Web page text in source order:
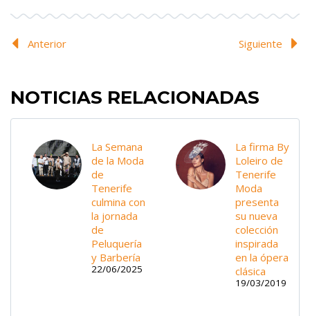
Anterior Siguiente
NOTICIAS RELACIONADAS
La Semana
de la Moda
de
Tenerife
culmina con
la jornada
de
Peluquería
y Barbería
22/06/2025
La firma By
Loleiro de
Tenerife
Moda
presenta
su nueva
colección
inspirada
en la ópera
clásica
19/03/2019